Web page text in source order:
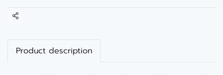
แชร์
Product description